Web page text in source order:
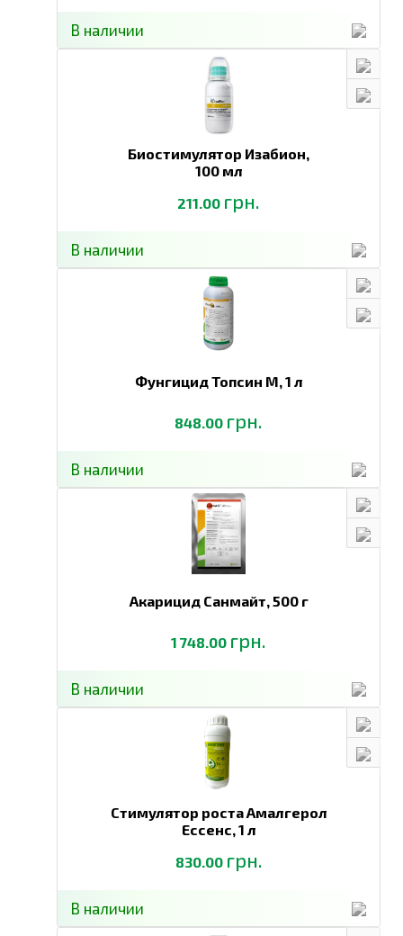
В наличии
Биостимулятор Изабион,
100 мл
211.00 грн.
В наличии
Фунгицид Топсин М,1 л
848.00 грн.
В наличии
Акарицид Санмайт,500 г
1 748.00 грн.
В наличии
Стимулятор роста Амалгерол
Ессенс,1 л
830.00 грн.
В наличии